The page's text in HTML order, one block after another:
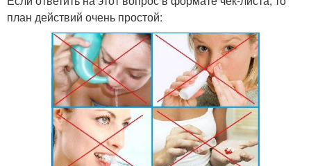
план действий очень простой: